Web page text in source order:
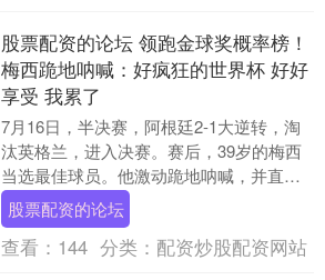
股票配资的论坛 领跑金球奖概率榜！
梅西跪地呐喊：好疯狂的世界杯 好好
享受 我累了
7月16日，半决赛，阿根廷2-1大逆转，淘
汰英格兰，进入决赛。赛后，39岁的梅西
当选最佳球员。他激动跪地呐喊，并直言
这届世界杯太疯狂。 本场比赛，阿根廷率
先丢球....
股票配资的论坛
查看： 144 分类： 配资炒股配资网站